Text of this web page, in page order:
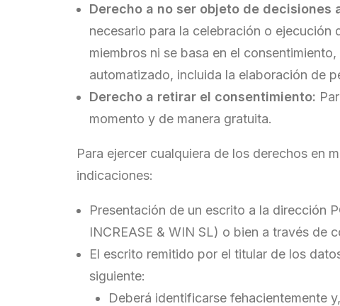
Derecho a no ser objeto de
necesario para la celebración o
miembros ni se basa en el
automatizado, incluida la elaboración de
Derecho a retirar el consentimiento:
momento y de manera gratuita.
Para ejercer cualquiera de los derechos en
indicaciones:
Presentación de un escrito a la dirección
INCREASE & WIN SL) o bien a través de
El escrito remitido por el titular de los
siguiente:
Deberá identificarse fehacientemente